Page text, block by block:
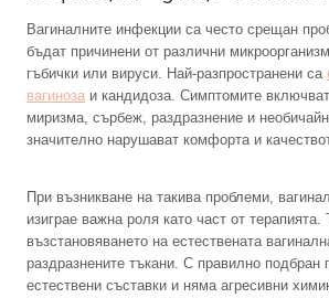
Вагиналните инфекции са често срещан
бъдат причинени от различни
гъбички или вируси. Най-разпространени са
вагиноза и кандидоза. Симптомите
миризма, сърбеж, раздразнение и
значително нарушават комфорта и
При възникване на такива проблеми,
изиграе важна роля като част от терапията.
възстановяването на естествената
раздразнените тъкани. С правилно подбран
естествени съставки и няма агресивни